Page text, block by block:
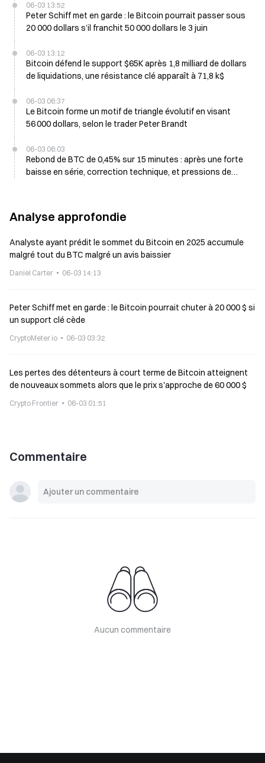
06-03 13:52
Peter Schiff met en garde : le Bitcoin pourrait passer sous
20 000 dollars s’il franchit 50 000 dollars le 3 juin
06-03 13:12
Bitcoin défend le support $65K après 1,8 milliard de dollars
de liquidations, une résistance clé apparaît à 71,8 k$
06-03 06:37
Le Bitcoin forme un motif de triangle évolutif en visant
56 000 dollars, selon le trader Peter Brandt
06-03 06:03
Rebond de BTC de 0,45% sur 15 minutes : après une forte
baisse en série, correction technique, et pressions de
Analyse approfondie
Analyste ayant prédit le sommet du Bitcoin en 2025 accumule
malgré tout du BTC malgré un avis baissier
Daniel Carter 06-03 14:13
Peter Schiff met en garde : le Bitcoin pourrait chuter à 20 000 $ si
un support clé cède
CryptoMeter io 06-03 03:32
Les pertes des détenteurs à court terme de Bitcoin atteignent
de nouveaux sommets alors que le prix s'approche de 60 000 $
Crypto Frontier 06-03 01:51
Commentaire
Aucun commentaire